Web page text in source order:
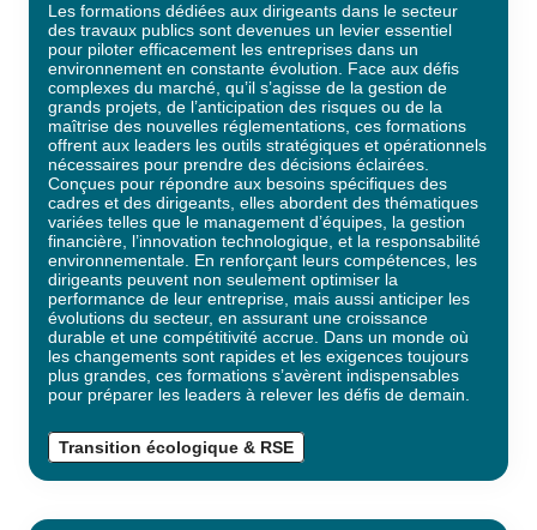
Les formations dédiées aux dirigeants dans le secteur
des travaux publics sont devenues un levier essentiel
pour piloter efficacement les entreprises dans un
environnement en constante évolution. Face aux défis
complexes du marché, qu’il s’agisse de la gestion de
grands projets, de l’anticipation des risques ou de la
maîtrise des nouvelles réglementations, ces formations
offrent aux leaders les outils stratégiques et opérationnels
nécessaires pour prendre des décisions éclairées.
Conçues pour répondre aux besoins spécifiques des
cadres et des dirigeants, elles abordent des thématiques
variées telles que le management d’équipes, la gestion
financière, l’innovation technologique, et la responsabilité
environnementale. En renforçant leurs compétences, les
dirigeants peuvent non seulement optimiser la
performance de leur entreprise, mais aussi anticiper les
évolutions du secteur, en assurant une croissance
durable et une compétitivité accrue. Dans un monde où
les changements sont rapides et les exigences toujours
plus grandes, ces formations s’avèrent indispensables
pour préparer les leaders à relever les défis de demain.
Transition écologique & RSE